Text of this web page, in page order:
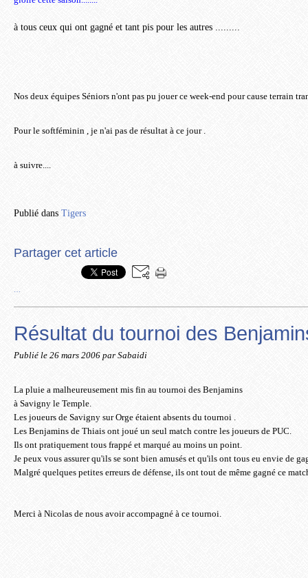
à tous ceux qui ont gagné et tant pis pour les autres .........
Nos deux équipes Séniors n'ont pas pu jouer ce week-end pour cause terrain
Pour le softféminin , je n'ai pas de résultat à ce jour .
à suivre....
Publié dans Tigers
Partager cet article
…
Résultat du tournoi des
Publié le 26 mars 2006 par Sabaidi
La pluie a malheureusement mis fin au tournoi des Benjamins
à Savigny le Temple.
Les joueurs de Savigny sur Orge étaient absents du tournoi .
Les Benjamins de Thiais ont joué un seul match contre les joueurs de PUC.
Ils ont pratiquement tous frappé et marqué au moins un point.
Je peux vous assurer qu'ils se sont bien amusés et qu'ils ont tous eu envie de
Malgré quelques petites erreurs de défense, ils ont tout de même gagné ce
Merci à Nicolas de nous avoir accompagné à ce tournoi.